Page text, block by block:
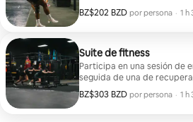
y movilidad para mejorar la
BZ$202 BZD por persona
BZ$202 BZD por huésped
, · 1 h
Suite de fitness
Participa en una sesión de
seguida de una de
luego en una consulta para
entrenamiento de 4
BZ$303 BZD por persona
BZ$303 BZD por huésped
, · 1 h